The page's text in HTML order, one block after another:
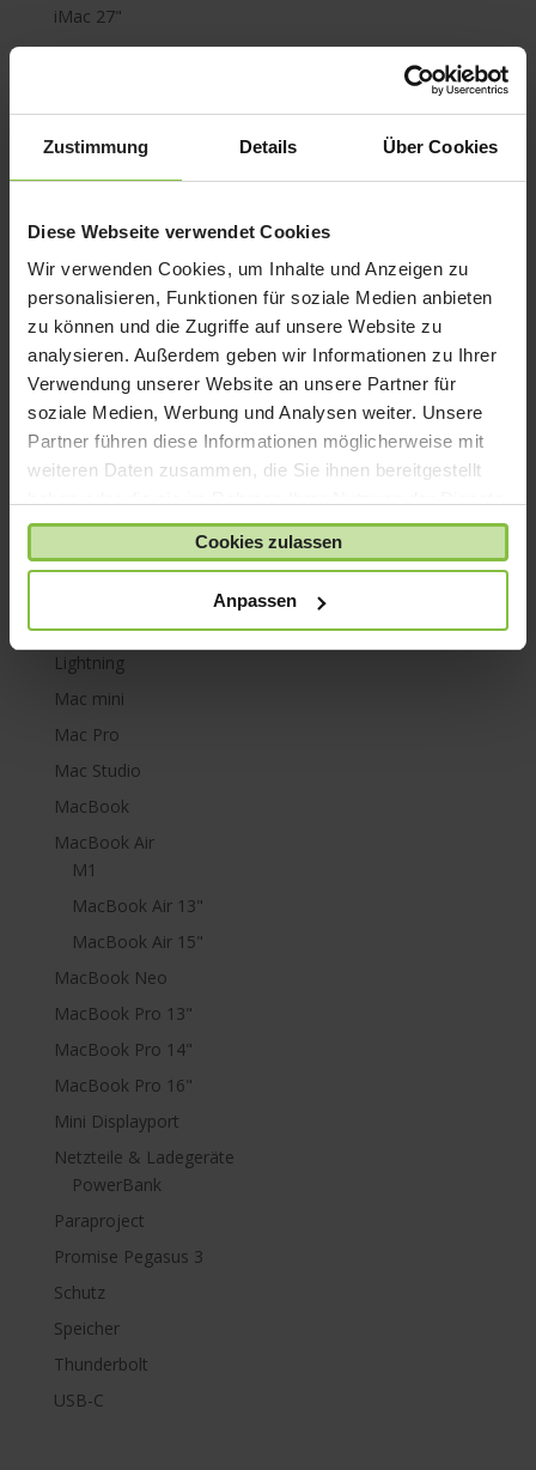
Zustimmung Details Über Cookies
Diese Webseite verwendet Cookies
Wir verwenden Cookies, um Inhalte und Anzeigen zu
personalisieren, Funktionen für soziale Medien anbieten
zu können und die Zugriffe auf unsere Website zu
analysieren. Außerdem geben wir Informationen zu Ihrer
Verwendung unserer Website an unsere Partner für
soziale Medien, Werbung und Analysen weiter. Unsere
Partner führen diese Informationen möglicherweise mit
weiteren Daten zusammen, die Sie ihnen bereitgestellt
gesammelt haben.
Cookies zulassen
Anpassen
iMac 27"
iMac Pro
iPad Air
iPad Pro
iPhone 6
iPhone 7
iPhone 8
iPhone SE
iPhone X
iPod nano
iPod shuffle
iPod touch
Kabel & Adapter
LaCie Rugged
Lightning
Mac mini
Mac Pro
Mac Studio
MacBook
MacBook Air
M1
MacBook Air 13"
MacBook Air 15"
MacBook Neo
MacBook Pro 13"
MacBook Pro 14"
MacBook Pro 16"
Mini Displayport
Netzteile & Ladegeräte
PowerBank
Paraproject
Promise Pegasus 3
Schutz
Speicher
Thunderbolt
USB-C